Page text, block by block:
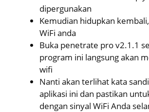
dipergunakan
Kemudian hidupkan
WiFi anda
Buka penetrate pro v2.1.1
program ini langsung akan
wifi
Nanti akan terlihat kata
aplikasi ini dan pastikan
dengan sinyal WiFi Anda